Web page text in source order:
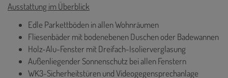
Ausstattung im Überblick
Edle Parkettböden in allen Wohnräumen
Fliesenbäder mit bodenebenen Duschen oder Badewannen
Holz-Alu-Fenster mit Dreifach-Isolierverglasung
Außenliegender Sonnenschutz bei allen Fenstern
WK3-Sicherheitstüren und Videogegensprechanlage